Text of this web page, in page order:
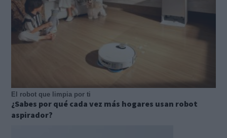
El robot que limpia por ti
¿Sabes por qué cada vez más hogares usan robot
aspirador?